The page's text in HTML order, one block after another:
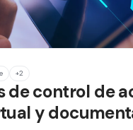
+2
de control de
y